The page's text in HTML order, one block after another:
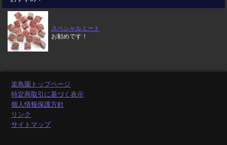
スペシャルミート
お勧めです！
楽鳥園トップページ
特定商取引に基づく表示
個人情報保護方針
リンク
サイトマップ